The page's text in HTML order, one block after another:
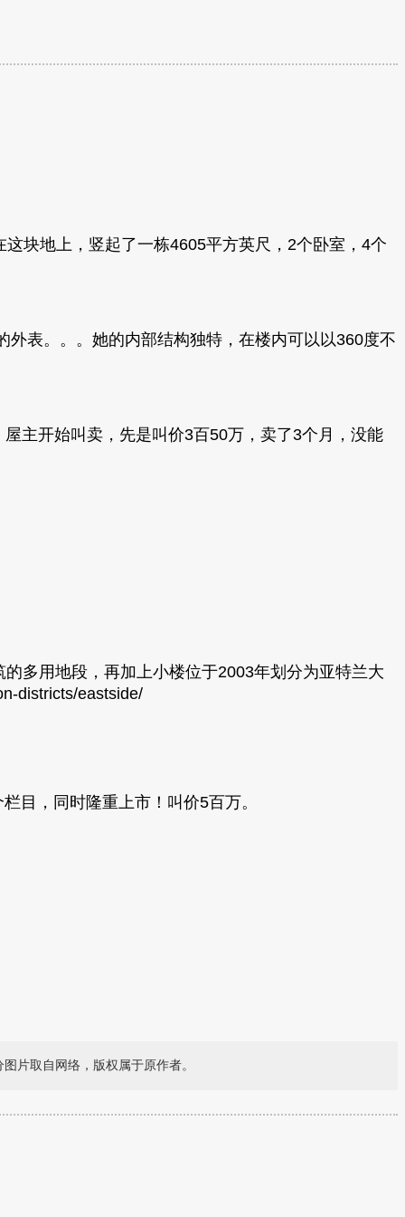
块地上，竖起了一栋4605平方英尺，2个卧室，4个
表。。。她的内部结构独特，在楼内可以以360度不
主开始叫卖，先是叫价3百50万，卖了3个月，没能
多用地段，再加上小楼位于2003年划分为亚特兰大
districts/eastside/
目，同时隆重上市！叫价5百万。
片取自网络，版权属于原作者。